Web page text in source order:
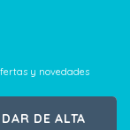
y novedades
DAR DE ALTA